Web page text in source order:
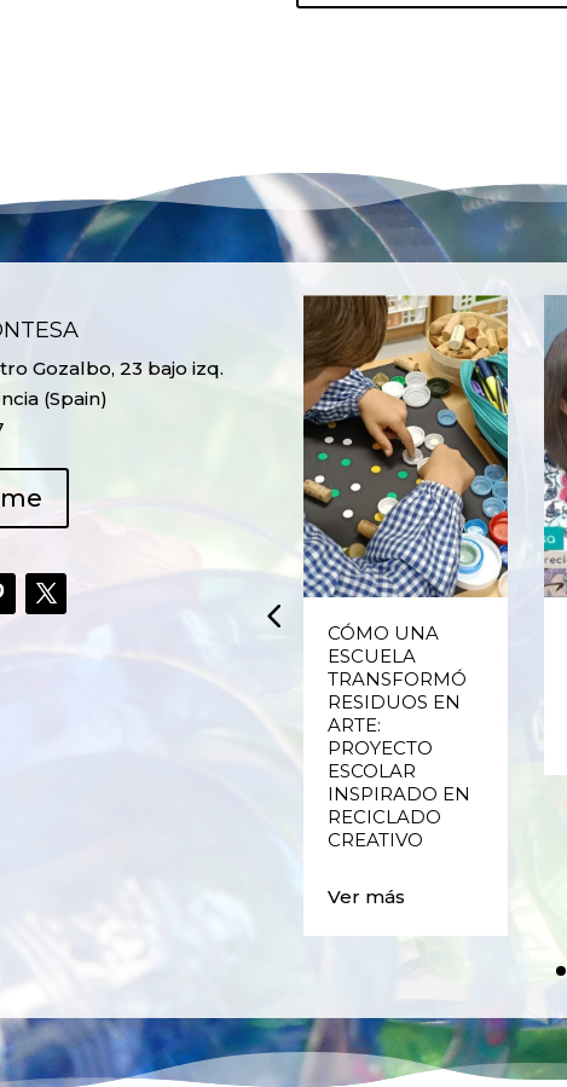
Gozalbo, 23 bajo izq.
(Spain)
CÓMO UNA
ESCUELA
TRANSFORMÓ
RESIDUOS EN
ARTE:
PROYECTO
ESCOLAR
INSPIRADO EN
RECICLADO
CREATIVO
Ver más